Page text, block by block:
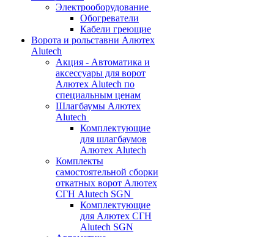
Электрооборудование
Обогреватели
Кабели греющие
Ворота и рольставни Алютех
Alutech
Акция - Автоматика и
аксессуары для ворот
Алютех Alutech по
специальным ценам
Шлагбаумы Алютех
Alutech
Комплектующие
для шлагбаумов
Алютех Alutech
Комплекты
самостоятельной сборки
откатных ворот Алютех
СГН Alutech SGN
Комплектующие
для Алютех СГН
Alutech SGN